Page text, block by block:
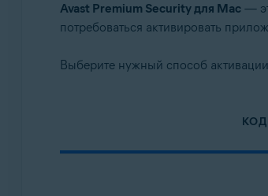
Avast Premium Security для Mac—
потребоваться активировать
Выберите нужный способ